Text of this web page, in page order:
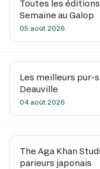
Toutes les
Semaine au Galop
05 août 2026
Les meilleurs pur-
Deauville
04 août 2026
The Aga Khan
parieurs japonais